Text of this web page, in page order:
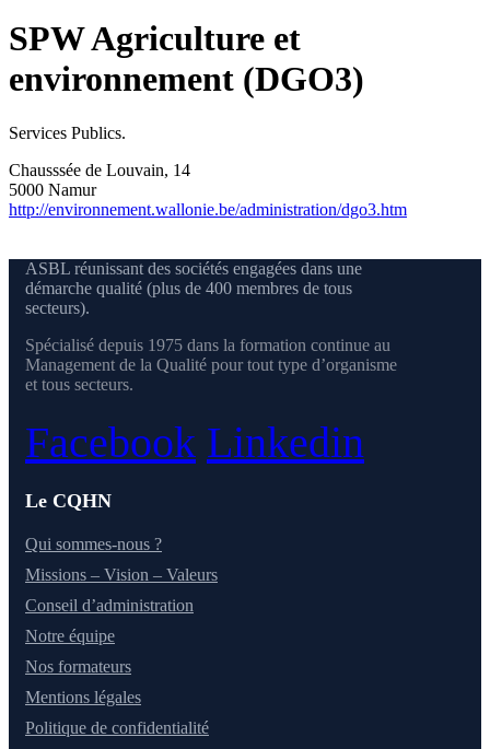
SPW Agriculture et
environnement (DGO3)
Services Publics.
Chausssée de Louvain, 14
5000 Namur
http://environnement.wallonie.be/administration/dgo3.htm
ASBL réunissant des sociétés engagées dans une
démarche qualité (plus de 400 membres de tous
secteurs).
Spécialisé depuis 1975 dans la formation continue au
Management de la Qualité pour tout type d’organisme
et tous secteurs.
Facebook Linkedin
Le CQHN
Qui sommes-nous ?
Missions – Vision – Valeurs
Conseil d’administration
Notre équipe
Nos formateurs
Mentions légales
Politique de confidentialité